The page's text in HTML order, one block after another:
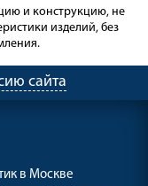
и конструкцию, не
изделий, без
сайта
в Москве